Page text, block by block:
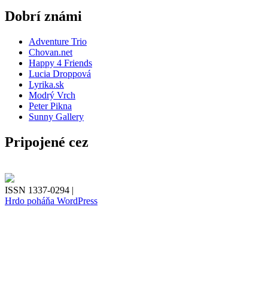
Dobrí známi
Adventure Trio
Chovan.net
Happy 4 Friends
Lucia Droppová
Lyrika.sk
Modrý Vrch
Peter Pikna
Sunny Gallery
Pripojené cez
ISSN 1337-0294 |
Hrdo poháňa WordPress